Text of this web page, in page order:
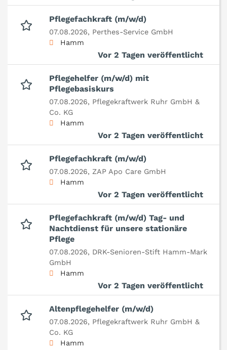
Pflegefachkraft (m/w/d)
07.08.2026, Perthes-Service GmbH
Hamm
Vor 2 Tagen veröffentlicht
Pflegehelfer (m/w/d) mit
Pflegebasiskurs
07.08.2026, Pflegekraftwerk Ruhr GmbH &
Co. KG
Hamm
Vor 2 Tagen veröffentlicht
Pflegefachkraft (m/w/d)
07.08.2026, ZAP Apo Care GmbH
Hamm
Vor 2 Tagen veröffentlicht
Pflegefachkraft (m/w/d) Tag- und
Nachtdienst für unsere stationäre
Pflege
07.08.2026, DRK-Senioren-Stift Hamm-Mark
GmbH
Hamm
Vor 2 Tagen veröffentlicht
Altenpflegehelfer (m/w/d)
07.08.2026, Pflegekraftwerk Ruhr GmbH &
Co. KG
Hamm